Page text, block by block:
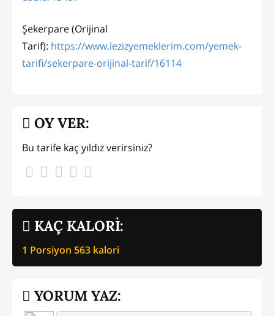
Şekerpare (Orijinal
Tarif): https://www.lezizyemeklerim.com/yemek-
tarifi/sekerpare-orijinal-tarif/16114
KAÇ KALORİ:
1 Porsiyon 563 kalori
OY VER:
Bu tarife kaç yıldız verirsiniz?
YORUM YAZ: